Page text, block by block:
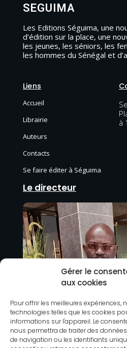
Gérer le
aux cookies
Pour offrir les meilleures expériences,
technologies telles que les cookies
informations sur l'appareil. Le
nous permettra de traiter des
de navigation ou les identifiants
SEGUIMA
Les Editions Séguima, une
d’édition sur la place, une
les jeunes, les séniors, les
les hommes du Sénégal et
Liens
Accueil
Librairie
Auteurs
Contacts
Se faire éditer à Séguima
à
Le directeur